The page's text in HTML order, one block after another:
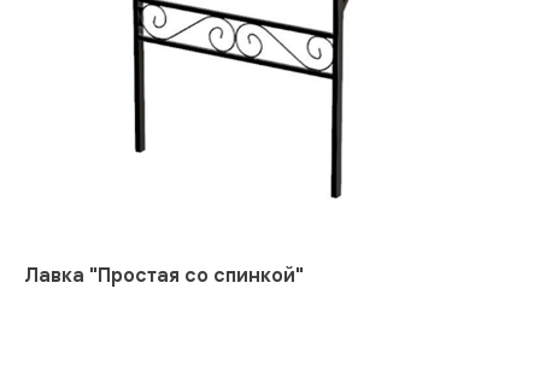
Лавка "Простая со спинкой"